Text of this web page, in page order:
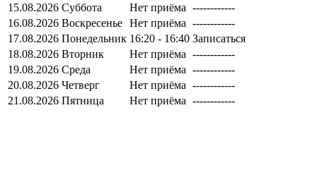
15.08.2026 Суббота Нет приёма ------------
16.08.2026 Воскресенье Нет приёма ------------
17.08.2026 Понедельник 16:20 - 16:40 Записаться
18.08.2026 Вторник Нет приёма ------------
19.08.2026 Среда Нет приёма ------------
20.08.2026 Четверг Нет приёма ------------
21.08.2026 Пятница Нет приёма ------------